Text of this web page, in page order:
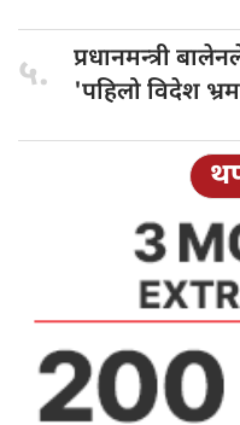
५. प्रधानमन्त्री
'पहिलो विदेश